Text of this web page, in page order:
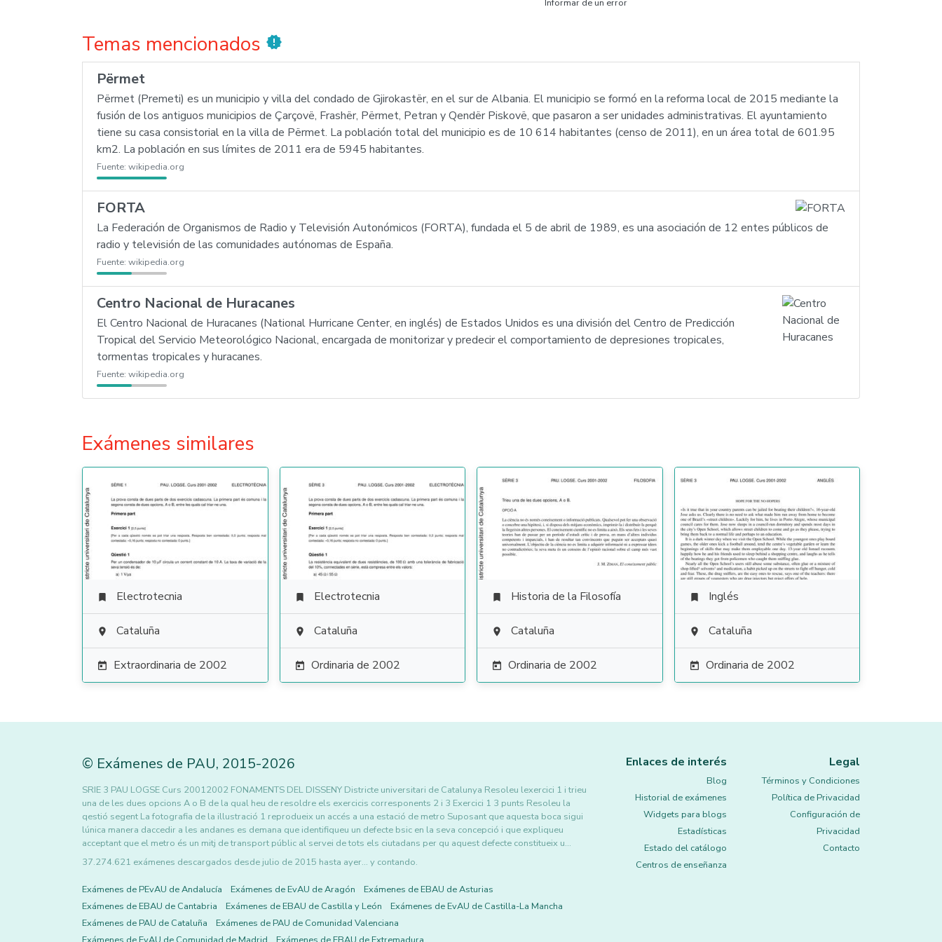
Informar de un error
Temas mencionados new_releases
Përmet
Përmet (Premeti) es un municipio y villa del condado de Gjirokastër, en el sur de Albania. El municipio se formó en la reforma local de 2015 mediante la
fusión de los antiguos municipios de Çarçovë, Frashër, Përmet, Petran y Qendër Piskovë, que pasaron a ser unidades administrativas. El ayuntamiento
tiene su casa consistorial en la villa de Përmet. La población total del municipio es de 10 614 habitantes (censo de 2011), en un área total de 601.95
km2. La población en sus límites de 2011 era de 5945 habitantes.
Fuente: wikipedia.org
FORTA
La Federación de Organismos de Radio y Televisión Autonómicos (FORTA), fundada el 5 de abril de 1989, es una asociación de 12 entes públicos de
radio y televisión de las comunidades autónomas de España.
Fuente: wikipedia.org
Centro Nacional de Huracanes
El Centro Nacional de Huracanes (National Hurricane Center, en inglés) de Estados Unidos es una división del Centro de Predicción
Tropical del Servicio Meteorológico Nacional, encargada de monitorizar y predecir el comportamiento de depresiones tropicales,
tormentas tropicales y huracanes.
Fuente: wikipedia.org
Exámenes similares
 Electrotecnia
 Cataluña
 Extraordinaria de 2002
 Electrotecnia
 Cataluña
 Ordinaria de 2002
 Historia de la Filosofía
 Cataluña
 Ordinaria de 2002
 Inglés
 Cataluña
 Ordinaria de 2002
© Exámenes de PAU, 2015-2026
SRIE 3 PAU LOGSE Curs 20012002 FONAMENTS DEL DISSENY Districte universitari de Catalunya Resoleu lexercici 1 i trieu
una de les dues opcions A o B de la qual heu de resoldre els exercicis corresponents 2 i 3 Exercici 1 3 punts Resoleu la
qestió segent La fotografia de la illustració 1 reprodueix un accés a una estació de metro Suposant que aquesta boca sigui
lúnica manera daccedir a les andanes es demana que identifiqueu un defecte bsic en la seva concepció i que expliqueu
acceptant que el metro és un mitj de transport públic al servei de tots els ciutadans per qu aquest defecte constitueix u…
37.274.621 exámenes descargados desde julio de 2015 hasta ayer... y contando.
Exámenes de PEvAU de Andalucía Exámenes de EvAU de Aragón
Exámenes de EBAU de Asturias
Exámenes de EBAU de Cantabria
Exámenes de EBAU de Castilla y León
Exámenes de EvAU de Castilla-La Mancha
Exámenes de PAU de Cataluña
Exámenes de PAU de Comunidad Valenciana
Enlaces de interés
Blog
Historial de exámenes
Widgets para blogs
Estadísticas
Estado del catálogo
Centros de enseñanza
Legal
Términos y Condiciones
Política de Privacidad
Configuración de
Privacidad
Contacto